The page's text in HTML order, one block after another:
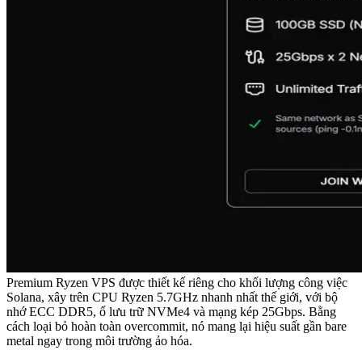
Premium Ryzen VPS được thiết kế riêng cho khối lượng công việc
Solana, xây trên CPU Ryzen 5.7GHz nhanh nhất thế giới, với bộ
nhớ ECC DDR5, ổ lưu trữ NVMe4 và mạng kép 25Gbps. Bằng
cách loại bỏ hoàn toàn overcommit, nó mang lại hiệu suất gần bare
metal ngay trong môi trường ảo hóa.